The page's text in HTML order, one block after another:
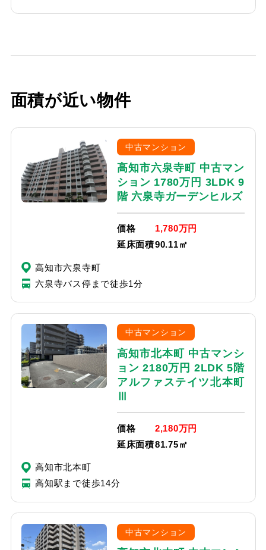
面積が近い物件
中古マンション
高知市六泉寺町 中古マン
ション 1780万円 3LDK 9
階 六泉寺ガーデンヒルズ
価格
1,780万円
延床面積90.11㎡
高知市六泉寺町
六泉寺バス停まで徒歩1分
中古マンション
高知市北本町 中古マンシ
ョン 2180万円 2LDK 5階
アルファステイツ北本町
Ⅲ
価格
2,180万円
延床面積81.75㎡
高知市北本町
高知駅まで徒歩14分
中古マンション